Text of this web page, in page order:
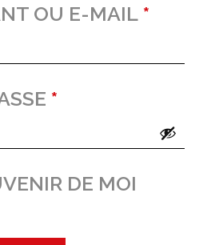
OU E-MAIL *
*
DE MOI